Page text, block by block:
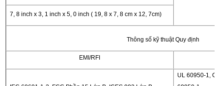
7, 8 inch x 3, 1 inch x 5, 0 inch ( 19, 8 x 7, 8 cm x 12, 7cm)
Thông số kỹ thuật Quy định
EMI/RFI
UL 60950-1,